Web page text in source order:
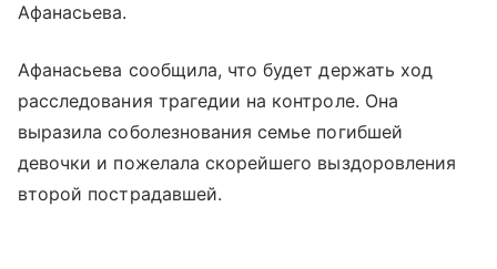
Афанасьева.
Афанасьева сообщила, что будет держать ход
расследования трагедии на контроле. Она
выразила соболезнования семье погибшей
девочки и пожелала скорейшего выздоровления
второй пострадавшей.